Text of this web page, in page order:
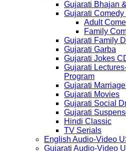
Gujarati Bhajan
Gujarati Comedy
Adult
Family
Gujarati Family
Gujarati Garba
Gujarati Jokes
Gujarati
Program
Gujarati
Gujarati Movies
Gujarati Social
Gujarati
Hindi Classic
TV Serials
English Audio-Video
Gujarati Audio-Video